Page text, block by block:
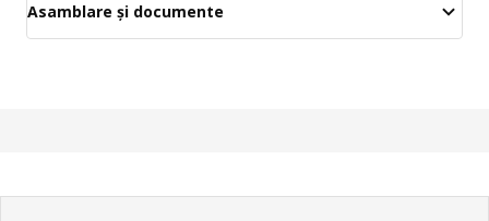
Asamblare și documente